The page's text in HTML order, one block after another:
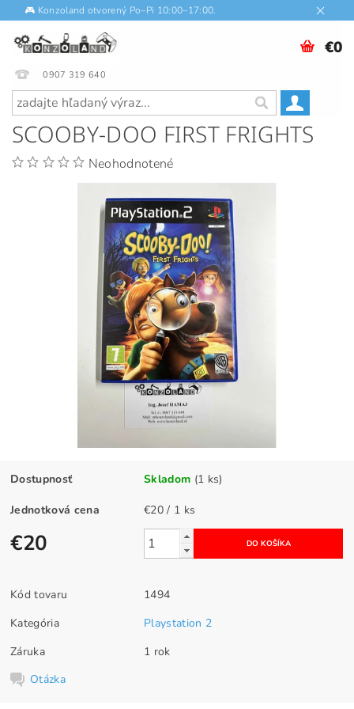
🎮 Konzoland otvorený Po–Pi 10:00–17:00.
0907 319 640
€0
SCOOBY-DOO FIRST FRIGHTS
Neohodnotené
Dostupnosť Skladom (1 ks)
Jednotková cena €20 / 1 ks
€20
Kód tovaru
1494
Kategória
Playstation 2
Záruka
1 rok
Otázka